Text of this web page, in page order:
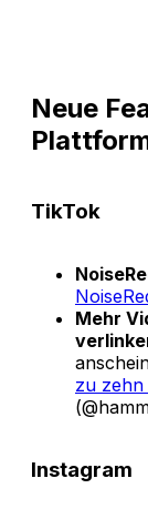
Neue
TikTok
Mehr
zu zehn
Instagram